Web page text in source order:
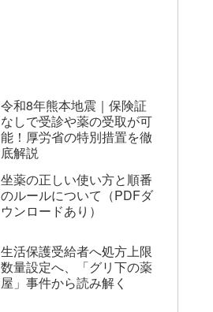
令和8年熊本地震｜保険証
なしで受診や薬の受取が可
能！厚労省の特別措置を徹
底解説
坐薬の正しい使い方と順番
のルールについて（PDFダ
ウンロードあり）
生活保護受給者へ処方上限
数量設定へ、「グリ下の薬
屋」事件から読み解く